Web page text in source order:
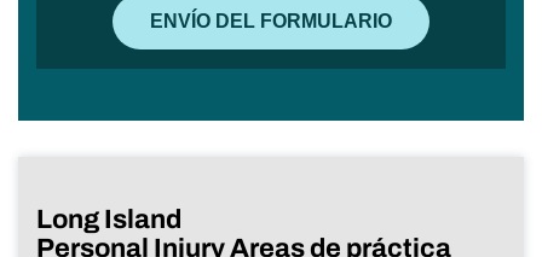
Long Island
Personal Injury Areas de práctica